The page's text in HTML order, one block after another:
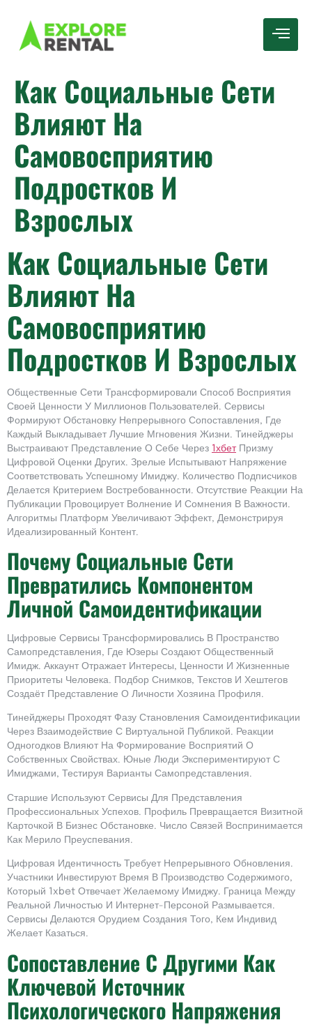
Как Социальные Сети
Влияют На
Самовосприятию
Подростков И
Взрослых
Как Социальные Сети
Влияют На
Самовосприятию
Подростков И Взрослых
Общественные Сети Трансформировали Способ Восприятия
Своей Ценности У Миллионов Пользователей. Сервисы
Формируют Обстановку Непрерывного Сопоставления, Где
Каждый Выкладывает Лучшие Мгновения Жизни. Тинейджеры
Выстраивают Представление О Себе Через 1хбетПризму
Цифровой Оценки Других. Зрелые Испытывают Напряжение
Соответствовать Успешному Имиджу. Количество Подписчиков
Делается Критерием Востребованности. Отсутствие Реакции На
Публикации Провоцирует Волнение И Сомнения В Важности.
Алгоритмы Платформ Увеличивают Эффект, Демонстрируя
Идеализированный Контент.
Почему Социальные Сети
Превратились Компонентом
Личной Самоидентификации
Цифровые Сервисы Трансформировались В Пространство
Самопредставления, Где Юзеры Создают Общественный
Имидж. Аккаунт Отражает Интересы, Ценности И Жизненные
Приоритеты Человека. Подбор Снимков, Текстов И Хештегов
Создаёт Представление О Личности Хозяина Профиля.
Тинейджеры Проходят Фазу Становления Самоидентификации
Через Взаимодействие С Виртуальной Публикой. Реакции
Одногодков Влияют На Формирование Восприятий О
Собственных Свойствах. Юные Люди Экспериментируют С
Имиджами, Тестируя Варианты Самопредставления.
Старшие Используют Сервисы Для Представления
Профессиональных Успехов. Профиль Превращается Визитной
Карточкой В Бизнес Обстановке. Число Связей Воспринимается
Как Мерило Преуспевания.
Цифровая Идентичность Требует Непрерывного Обновления.
Участники Инвестируют Время В Производство Содержимого,
Который 1xbet Отвечает Желаемому Имиджу. Граница Между
Реальной Личностью И Интернет-Персоной Размывается.
Сервисы Делаются Орудием Создания Того, Кем Индивид
Желает Казаться.
Сопоставление С Другими Как
Ключевой Источник
Психологического Напряжения